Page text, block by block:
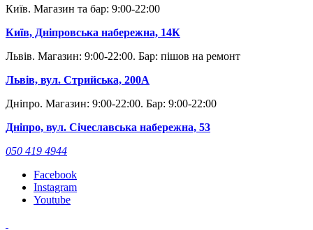
Київ. Магазин та бар: 9:00-22:00
Київ, Дніпровська набережна, 14К
Львів. Магазин: 9:00-22:00. Бар: пішов на ремонт
Львів, вул. Стрийська, 200А
Дніпро. Магазин: 9:00-22:00. Бар: 9:00-22:00
Дніпро, вул. Січеславська набережна, 53
050 419 4944
Facebook
Instagram
Youtube